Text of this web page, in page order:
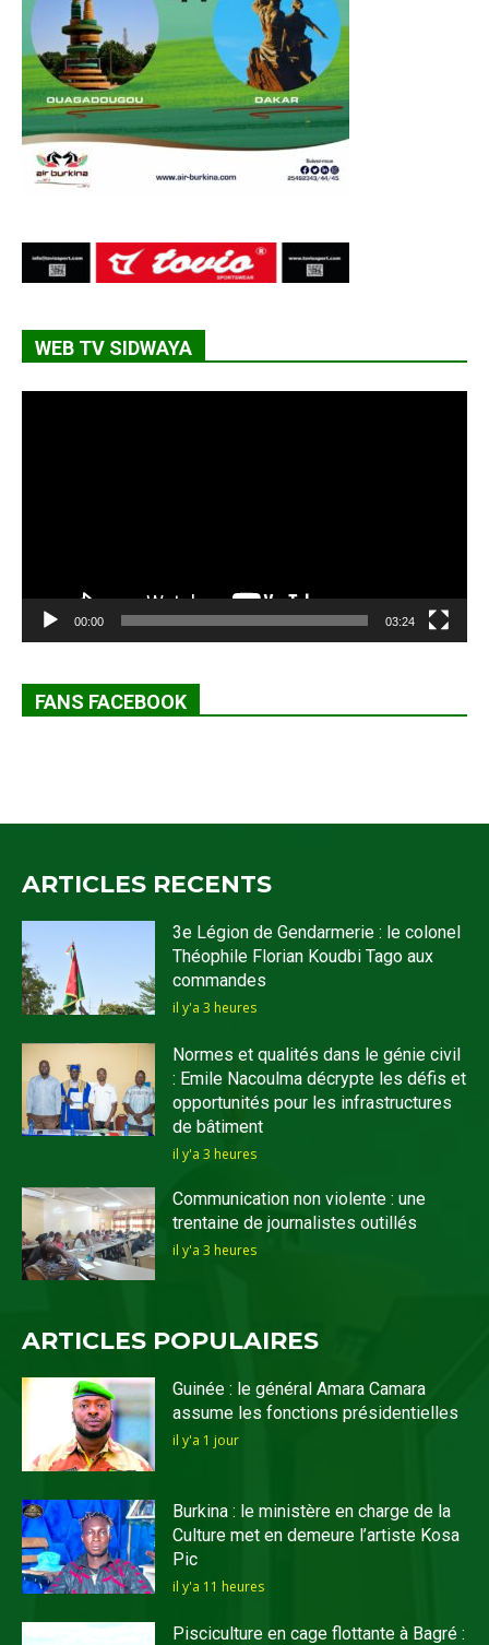
WEB TV SIDWAYA
00:00 03:24
FANS FACEBOOK
ARTICLES RECENTS
3e Légion de Gendarmerie : le colonel
Théophile Florian Koudbi Tago aux
commandes
il y'a 3 heures
Normes et qualités dans le génie civil
: Emile Nacoulma décrypte les défis et
opportunités pour les infrastructures
de bâtiment
il y'a 3 heures
Communication non violente : une
trentaine de journalistes outillés
il y'a 3 heures
ARTICLES POPULAIRES
Guinée : le général Amara Camara
assume les fonctions présidentielles
il y'a 1 jour
Burkina : le ministère en charge de la
Culture met en demeure l’artiste Kosa
Pic
il y'a 11 heures
Pisciculture en cage flottante à Bagré :